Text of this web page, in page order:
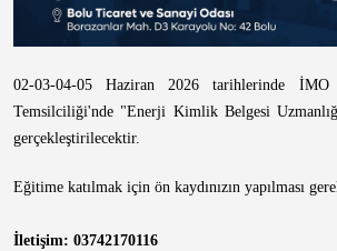
02-03-04-05 Haziran 2026 tarihlerinde
Temsilciliği'nde "Enerji Kimlik Belgesi
gerçekleştirilecektir.
Eğitime katılmak için ön kaydınızın yapılması
İletişim: 03742170116